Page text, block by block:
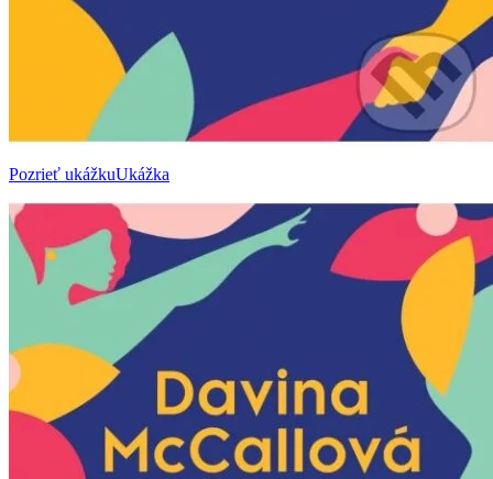
Pozrieť ukážkuUkážka